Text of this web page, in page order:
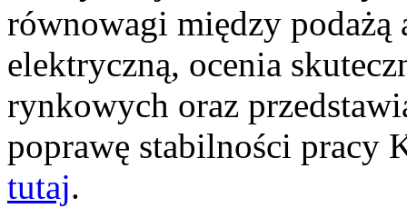
równowagi między podażą
elektryczną, ocenia
rynkowych oraz
poprawę stabilności pracy
tutaj.